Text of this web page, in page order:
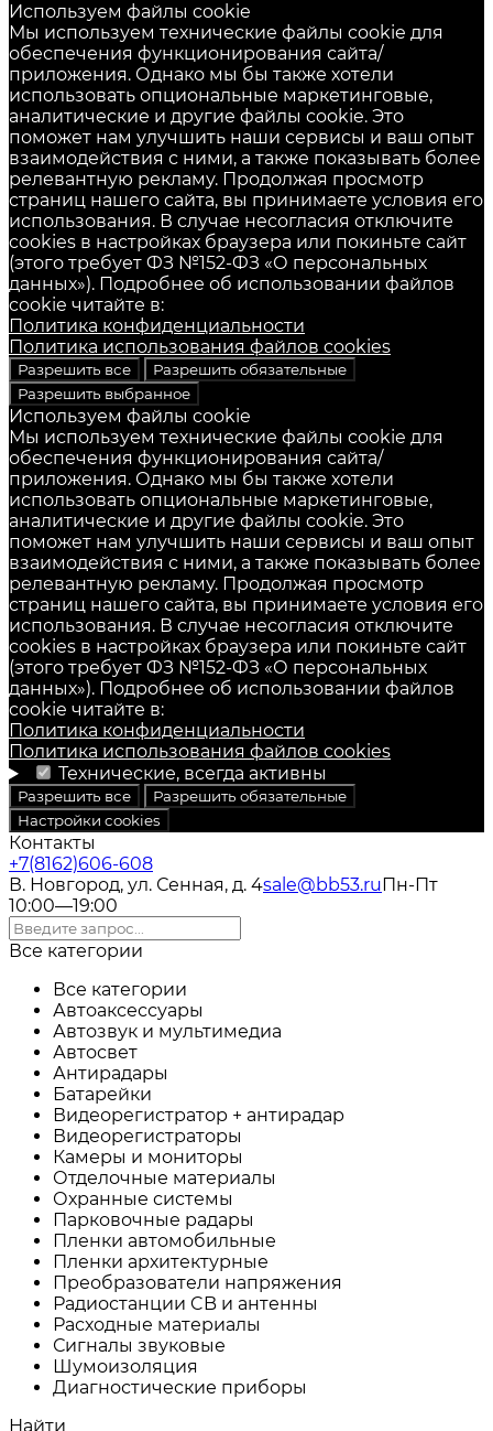
Используем файлы cookie
Мы используем технические файлы cookie для
обеспечения функционирования сайта/
приложения. Однако мы бы также хотели
использовать опциональные маркетинговые,
аналитические и другие файлы cookie. Это
поможет нам улучшить наши сервисы и ваш опыт
взаимодействия с ними, а также показывать более
релевантную рекламу. Продолжая просмотр
страниц нашего сайта, вы принимаете условия его
использования. В случае несогласия отключите
cookies в настройках браузера или покиньте сайт
(этого требует ФЗ №152-ФЗ «О персональных
данных»). Подробнее об использовании файлов
cookie читайте в:
Политика конфиденциальности
Политика использования файлов cookies
Разрешить все
Разрешить обязательные
Разрешить выбранное
Используем файлы cookie
Мы используем технические файлы cookie для
обеспечения функционирования сайта/
приложения. Однако мы бы также хотели
использовать опциональные маркетинговые,
аналитические и другие файлы cookie. Это
поможет нам улучшить наши сервисы и ваш опыт
взаимодействия с ними, а также показывать более
релевантную рекламу. Продолжая просмотр
страниц нашего сайта, вы принимаете условия его
использования. В случае несогласия отключите
cookies в настройках браузера или покиньте сайт
(этого требует ФЗ №152-ФЗ «О персональных
данных»). Подробнее об использовании файлов
cookie читайте в:
Политика конфиденциальности
Политика использования файлов cookies
Технические, всегда активны
Разрешить все
Разрешить обязательные
Настройки cookies
Контакты
+7(8162)606-608
В. Новгород, ул. Сенная, д. 4sale@bb53.ruПн-Пт
10:00—19:00
Все категории
Все категории
Автоаксессуары
Автозвук и мультимедиа
Автосвет
Антирадары
Батарейки
Видеорегистратор + антирадар
Видеорегистраторы
Камеры и мониторы
Отделочные материалы
Охранные системы
Парковочные радары
Пленки автомобильные
Пленки архитектурные
Преобразователи напряжения
Радиостанции CB и антенны
Расходные материалы
Сигналы звуковые
Шумоизоляция
Диагностические приборы
Найти